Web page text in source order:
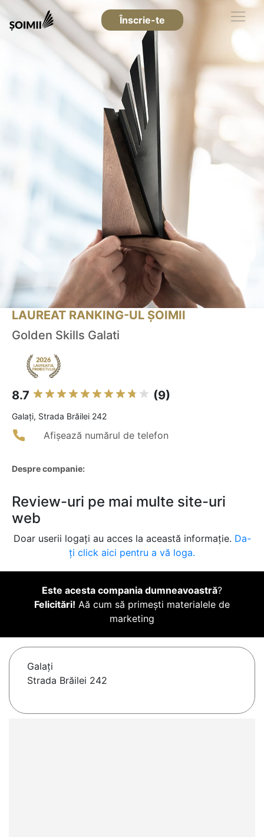
Înscrie-te
LAUREAT RANKING-UL ȘOIMII
Golden Skills Galati
8.7 (9)
Galaţi, Strada Brăilei 242
Afișează numărul de telefon
Despre companie:
Review-uri pe mai multe site-uri
web
Doar userii logați au acces la această informație. Da-
ți click aici pentru a vă loga.
Este acesta compania dumneavoastră?
Felicitări! Aă cum să primești materialele de
marketing
Galaţi
Strada Brăilei 242